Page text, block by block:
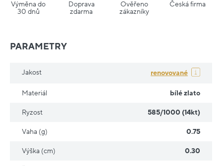
Výměna do
30 dnů
Doprava
zdarma
Ověřeno
zákazníky
Česká firma
PARAMETRY
Jakost renovované
Materiál bílé zlato
Ryzost 585/1000 (14kt)
Vaha (g) 0.75
Výška (cm) 0.30